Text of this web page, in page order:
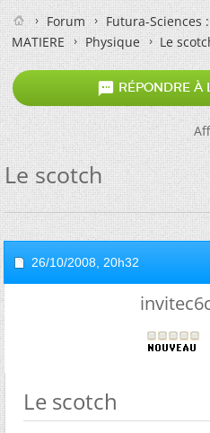
Forum
Futura-Sciences
MATIERE
Physique Le
 RÉPONDRE À
Le scotch
26/10/2008, 20h32
Le scotch